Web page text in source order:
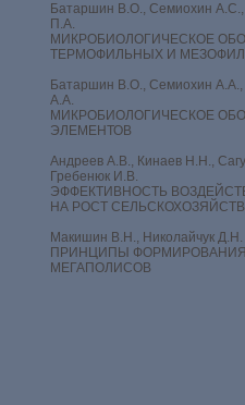
Батаршин В.О., Семиохин А.С.,
П.А.
МИКРОБИОЛОГИЧЕСКОЕ
ТЕРМОФИЛЬНЫХ И
Батаршин В.О., Семиохин А.А.,
А.А.
МИКРОБИОЛОГИЧЕСКОЕ
ЭЛЕМЕНТОВ
Андреев А.В., Кинаев Н.Н.,
Гребенюк И.В.
ЭФФЕКТИВНОСТЬ
НА РОСТ
Макишин В.Н., Николайчук Д.Н.
ПРИНЦИПЫ
МЕГАПОЛИСОВ